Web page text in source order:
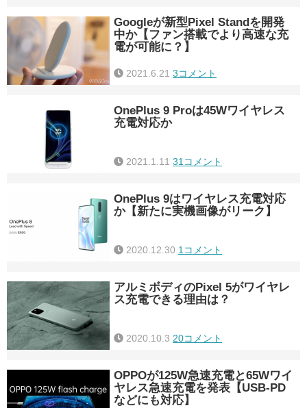
Googleが新型Pixel Standを開発
中か【ファン搭載でより高速な充
電が可能に？】
2021.6.21 3コメント
OnePlus 9 Proは45Wワイヤレス
充電対応か
2021.1.11 31コメント
OnePlus 9はワイヤレス充電対応
か【新たに実機画像がリーク】
2020.12.30 1コメント
アルミボディのPixel 5がワイヤレ
ス充電できる理由は？
2020.10.3 20コメント
OPPOが125W急速充電と65Wワイ
ヤレス急速充電を発表【USB-PD
などにも対応】